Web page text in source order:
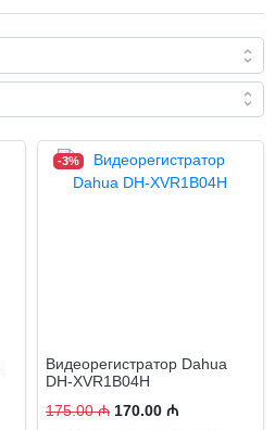
-3%
Видеорегистратор Dahua
DH-XVR1B04H
175.00 ₼ 170.00 ₼